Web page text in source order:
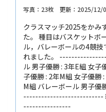
写真：23枚 更新：2025/12/
クラスマッチ2025をかみ
た。 種目はバスケットボ
ル，バレーボールの4競
れました。
ル 男子優勝 : 3年E組 女子
子優勝 : 2年M組 女子優勝
M組 バレーボール 男子優
---------------------------
----------------